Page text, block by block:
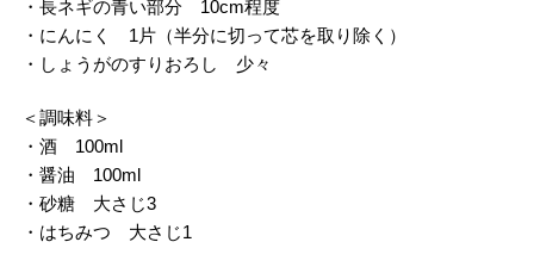
・長ネギの青い部分 10cm程度
・にんにく 1片（半分に切って芯を取り除く）
・しょうがのすりおろし 少々
＜調味料＞
・酒 100ml
・醤油 100ml
・砂糖 大さじ3
・はちみつ 大さじ1